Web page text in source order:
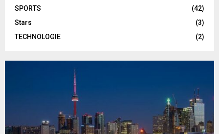
SPORTS
(42)
Stars
(3)
TECHNOLOGIE
(2)